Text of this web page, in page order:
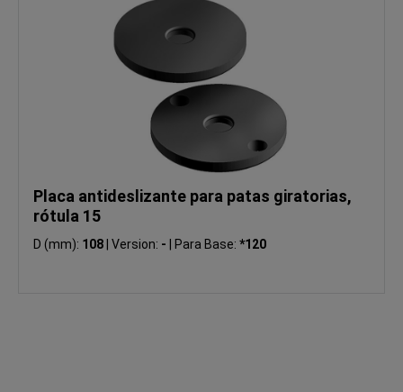
Placa antideslizante para patas giratorias,
rótula 15
D (mm): 108 Version: - Para Base: *120